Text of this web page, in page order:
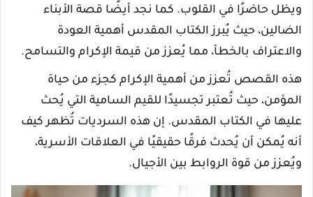
ويظل حاضرًا في القلوب. كما نجد أيضًا قصة الأبناء
الضالين، حيث يُبرز الكتاب المقدس أهمية العودة
والاعتراف بالخطأ، مما يُعزز من قيمة الإكرام والتسامح.
هذه القصص تُعزز من أهمية الإكرام كجزء من حياة
المؤمن، حيث تُعتبر تجسيدًا للقيم السامية التي يُحث
عليها في الكتاب المقدس. إن هذه السرديات تُظهر كيف
أنه يُمكن أن يُحدث فرقًا حقيقيًا في العلاقات الأسرية،
ويُعزز من قوة الروابط بين الأجيال.